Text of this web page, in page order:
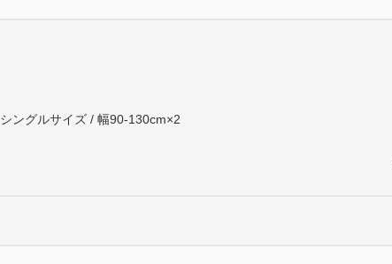
ェをお楽しみください。
シングルサイズ / 幅90-130cm×2